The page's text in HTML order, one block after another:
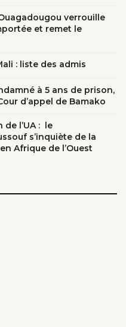
verrouille
et remet le
: liste des admis
à 5 ans de prison,
d’appel de Bamako
de l’UA : le
s’inquiète de la
Afrique de l’Ouest